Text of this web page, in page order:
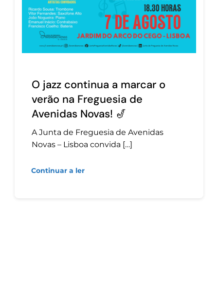
O jazz continua a marcar o
verão na Freguesia de
Avenidas Novas! 🎷
A Junta de Freguesia de Avenidas
Novas – Lisboa convida […]
Continuar a ler